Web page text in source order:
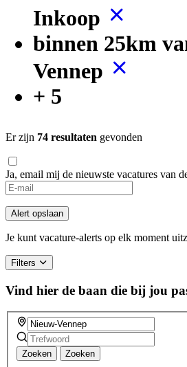
Inkoop
binnen 25km
Vennep
+ 5
Er zijn 74 resultaten gevonden
Ja, email mij de nieuwste vacatures van
Alert opslaan
Je kunt vacature-alerts op elk moment
Filters
Vind hier de baan die bij jou
Zoeken Zoeken